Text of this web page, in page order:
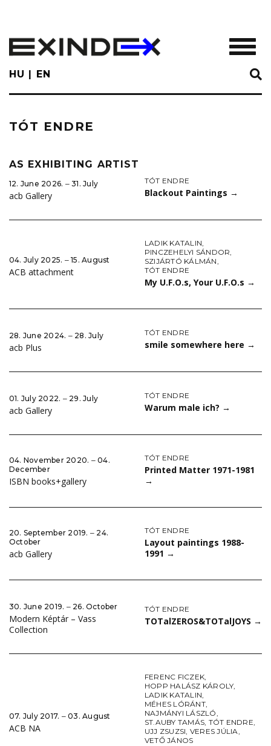
main
content
HU EN
TÓT ENDRE
AS EXHIBITING ARTIST
12. June 2026. ‒ 31. July
acb Gallery
TÓT ENDRE
Blackout Paintings →
04. July 2025. ‒ 15. August
ACB attachment
LADIK KATALIN,
PINCZEHELYI SÁNDOR,
SZIJÁRTÓ KÁLMÁN,
TÓT ENDRE
My U.F.O.s, Your U.F.O.s →
28. June 2024. ‒ 28. July
acb Plus
TÓT ENDRE
smile somewhere here →
01. July 2022. ‒ 29. July
acb Gallery
TÓT ENDRE
Warum male ich? →
04. November 2020. ‒ 04.
December
ISBN books+gallery
TÓT ENDRE
Printed Matter 1971-1981
→
20. September 2019. ‒ 24.
October
acb Gallery
TÓT ENDRE
Layout paintings 1988-
1991 →
30. June 2019. ‒ 26. October
Modern Képtár – Vass
Collection
TÓT ENDRE
TOTalZEROS&TOTalJOYS →
07. July 2017. ‒ 03. August
ACB NA
FERENC FICZEK,
HOPP HALÁSZ KÁROLY,
LADIK KATALIN,
MÉHES LÓRÁNT,
NAJMÁNYI LÁSZLÓ,
ST.AUBY TAMÁS, TÓT ENDRE,
UJJ ZSUZSI, VERES JÚLIA,
VETŐ JÁNOS